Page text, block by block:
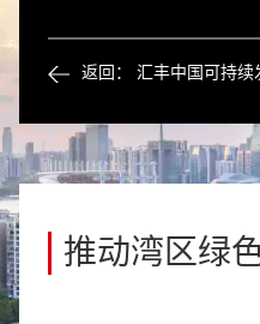
返回： 汇丰中国可持
推动湾区绿